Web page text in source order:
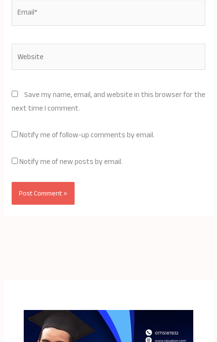
Save my name, email, and website in this browser for the
next time I comment.
Notify me of follow-up comments by email.
Notify me of new posts by email.